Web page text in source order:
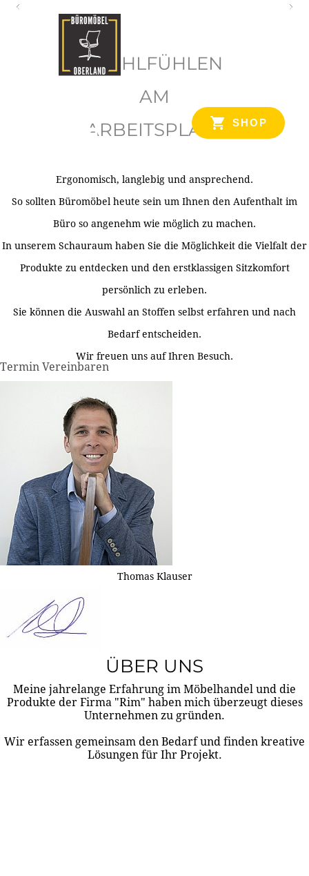
SHOP
WOHLFÜHLEN
AM
ARBEITSPLATZ
Ergonomisch, langlebig und ansprechend.
So sollten Büromöbel heute sein um Ihnen den Aufenthalt im
Büro so angenehm wie möglich zu machen.
In unserem Schauraum haben Sie die Möglichkeit die Vielfalt der
Produkte zu entdecken und den erstklassigen Sitzkomfort
persönlich zu erleben.
Sie können die Auswahl an Stoffen selbst erfahren und nach
Bedarf entscheiden.
Wir freuen uns auf Ihren Besuch.
Termin Vereinbaren
Thomas Klauser
ÜBER UNS
Meine jahrelange Erfahrung im Möbelhandel und die
Produkte der Firma "Rim" haben mich überzeugt dieses
Unternehmen zu gründen.
Wir erfassen gemeinsam den Bedarf und finden kreative
Lösungen für Ihr Projekt.